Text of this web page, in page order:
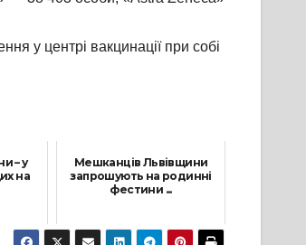
у центрі вакцинації при собі
– у
на
Мешканців Львівщини
запрошують на родинні
фестини ...
29 Вересня, 2021